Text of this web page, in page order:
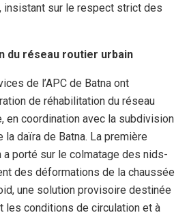
insistant sur le respect strict des
du réseau routier urbain
de l’APC de Batna ont
de réhabilitation du réseau
en coordination avec la subdivision
la daïra de Batna. La première
a porté sur le colmatage des nids-
des déformations de la chaussée
une solution provisoire destinée
les conditions de circulation et à